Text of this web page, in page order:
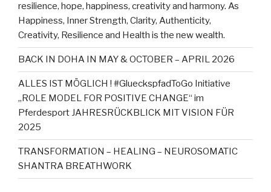
resilience, hope, happiness, creativity and harmony. As
Happiness, Inner Strength, Clarity, Authenticity,
Creativity, Resilience and Health is the new wealth.
BACK IN DOHA IN MAY & OCTOBER – APRIL 2026
ALLES IST MÖGLICH ! #GlueckspfadToGo Initiative
„ROLE MODEL FOR POSITIVE CHANGE“ im
Pferdesport JAHRESRÜCKBLICK MIT VISION FÜR
2025
TRANSFORMATION – HEALING – NEUROSOMATIC
SHANTRA BREATHWORK